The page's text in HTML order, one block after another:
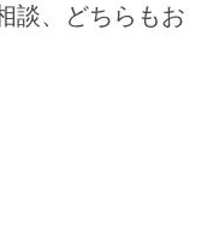
談、どちらもお